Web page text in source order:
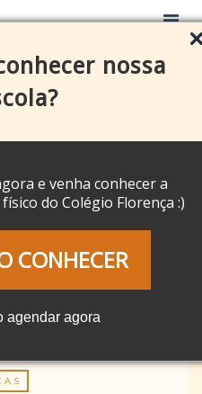
nossa
e venha conhecer a
do Colégio Florença :)
CONHECER
agendar agora